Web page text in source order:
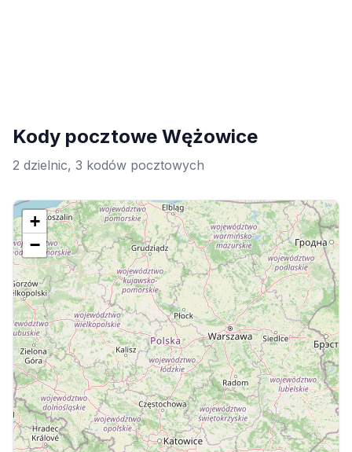
Kody pocztowe Wężowice
2 dzielnic, 3 kodów pocztowych
+
−